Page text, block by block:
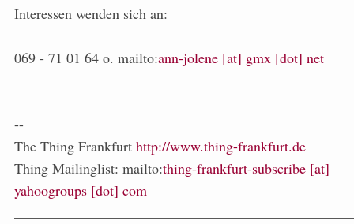
Interessen wenden sich an:
069 - 71 01 64 o. mailto:ann-jolene [at] gmx [dot] net
--
The Thing Frankfurt http://www.thing-frankfurt.de
Thing Mailinglist: mailto:thing-frankfurt-subscribe [at]
yahoogroups [dot] com